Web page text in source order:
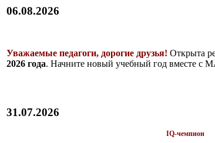
06.08.2026
Уважаемые педагоги, дорогие друзья! Открыта
2026 года. Начните новый учебный год вместе с
31.07.2026
IQ-чемпион